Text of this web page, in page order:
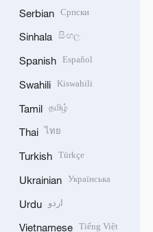
Serbian Српски
Sinhala සිංහල
Spanish Español
Swahili Kiswahili
Tamil தமிழ்
Thai ไทย
Turkish Türkçe
Ukrainian Українська
Urdu اردو
Vietnamese Tiếng Việt